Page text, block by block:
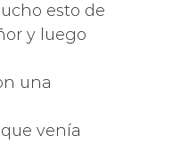
esto de
y luego
una
venía